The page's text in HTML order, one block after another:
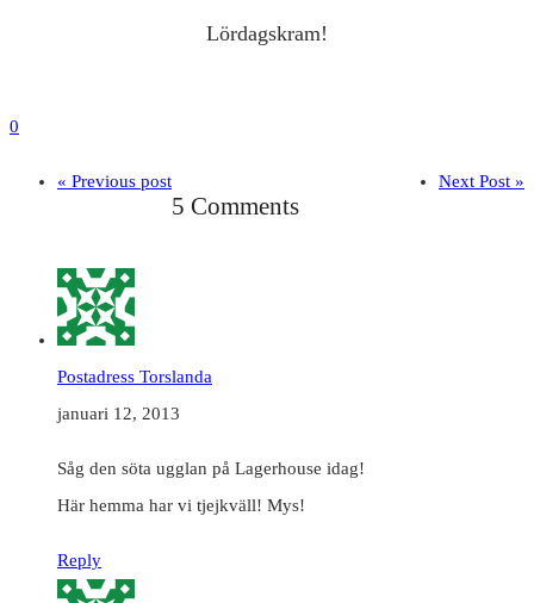
Lördagskram!
0
« Previous post Next Post »
5 Comments
Postadress Torslanda
januari 12, 2013
Såg den söta ugglan på Lagerhouse idag!
Här hemma har vi tjejkväll! Mys!
Reply